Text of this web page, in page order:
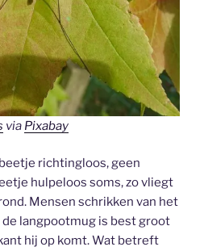
via Pixabay
richtingloos, geen
hulpeloos soms, zo vliegt
Mensen schrikken van het
langpootmug is best groot
hij op komt. Wat betreft